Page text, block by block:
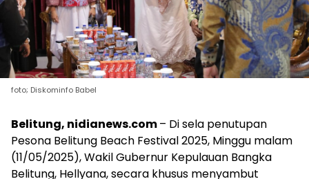
foto; Diskominfo Babel
Belitung, nidianews.com– Di sela penutupan
Pesona Belitung Beach Festival 2025, Minggu malam
(11/05/2025), Wakil Gubernur Kepulauan Bangka
Belitung, Hellyana, secara khusus menyambut